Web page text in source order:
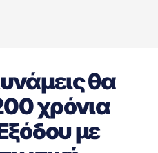
θα
χρόνια
με